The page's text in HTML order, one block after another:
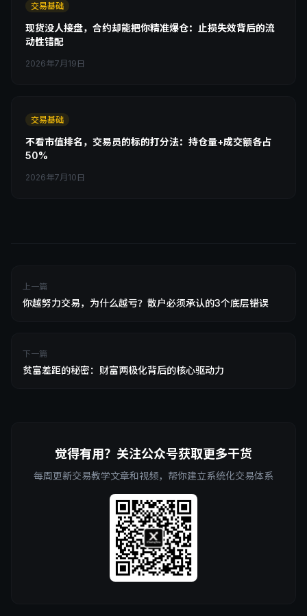
交易基础
现货没人接盘，合约却能把你精准爆仓：止损失效背后的流
动性错配
2026年7月19日
交易基础
不看市值排名，交易员的标的打分法：持仓量+成交额各占
50%
2026年7月10日
上一篇
你越努力交易，为什么越亏？散户必须承认的3个底层错误
下一篇
贫富差距的秘密：财富两极化背后的核心驱动力
觉得有用？关注公众号获取更多干货
每周更新交易教学文章和视频，帮你建立系统化交易体系